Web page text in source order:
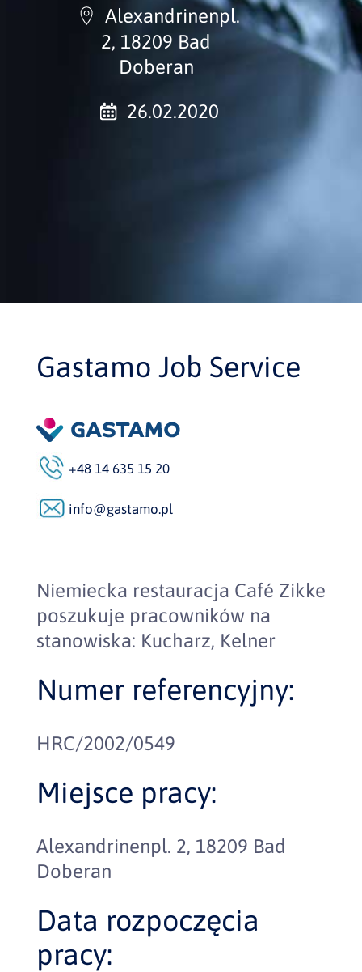
Alexandrinenpl.
2, 18209 Bad
Doberan
26.02.2020
Gastamo Job Service
+48 14 635 15 20
info@gastamo.pl
Niemiecka restauracja Café Zikke
poszukuje pracowników na
stanowiska: Kucharz, Kelner
Numer referencyjny:
HRC/2002/0549
Miejsce pracy:
Alexandrinenpl. 2, 18209 Bad
Doberan
Data rozpoczęcia
pracy: